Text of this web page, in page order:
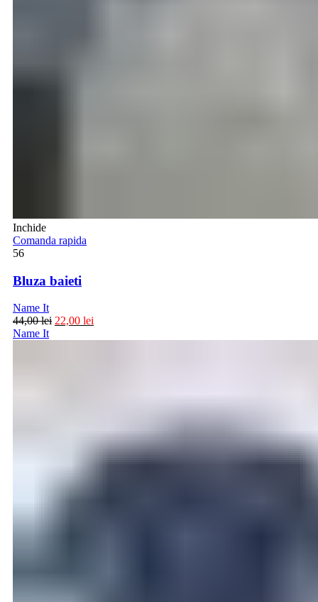
Inchide
Comanda rapida
56
Bluza baieti
Name It
44,00lei 22,00 lei
Name It